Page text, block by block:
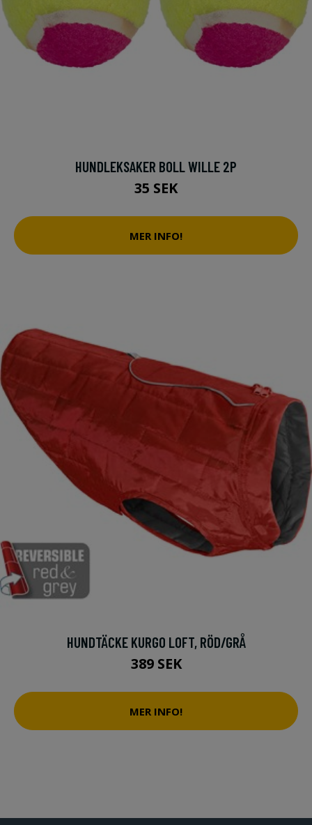
HUNDLEKSAKER BOLL WILLE 2P
35 SEK
MER INFO!
HUNDTÄCKE KURGO LOFT, RÖD/GRÅ
389 SEK
MER INFO!